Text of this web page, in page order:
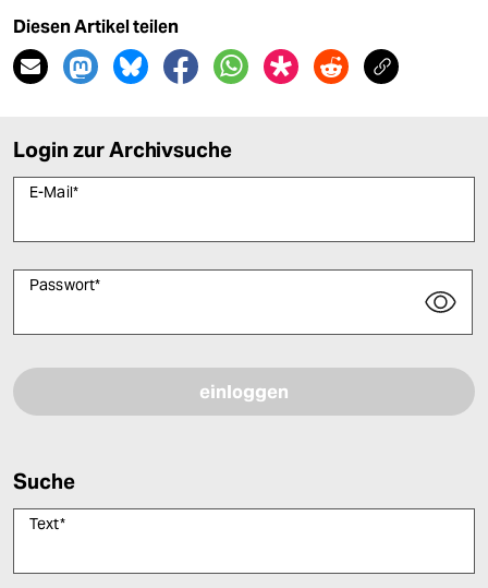
Diesen Artikel teilen
Login zur Archivsuche
E-Mail*
Passwort*
Suche
Text*